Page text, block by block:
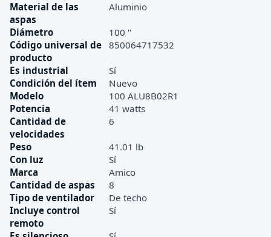
Material de las
aspas
Aluminio
Diámetro
100 "
Código universal de
producto
850064717532
Es industrial
Sí
Condición del ítem
Nuevo
Modelo
100 ALU8B02R1
Potencia
41 watts
Cantidad de
velocidades
6
Peso
41.01 lb
Con luz
Sí
Marca
Amico
Cantidad de aspas
8
Tipo de ventilador
De techo
Incluye control
remoto
Sí